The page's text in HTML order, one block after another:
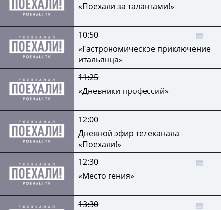
«Поехали за талантами!»
10:50
«Гастрономическое приключение
итальянца»
11:25
«Дневники профессий»
12:00
Дневной эфир телеканала
«Поехали!»
12:30
«Место гения»
13:30